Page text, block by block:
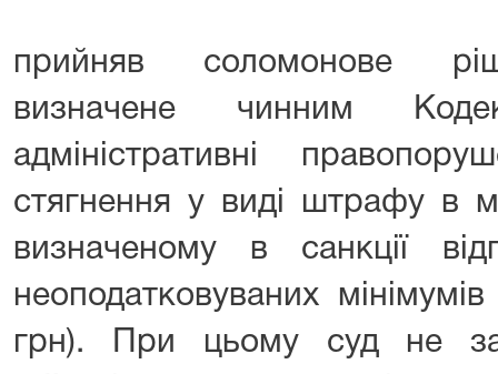
прийняв соломонове
визначене чинним
адміністративні
стягнення у виді штрафу в
визначеному в санкції
неоподатковуваних
грн). При цьому суд не